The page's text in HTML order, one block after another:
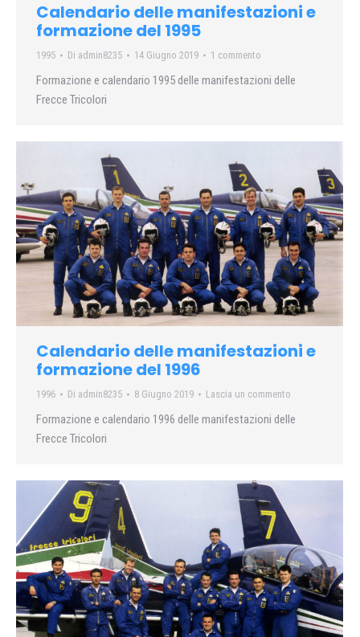
Calendario delle manifestazioni e
formazione del 1995
1995 Di admin8235 14 Giugno 2019 1 commento
Formazione e calendario 1995 delle manifestazioni delle
Frecce Tricolori
Calendario delle manifestazioni e
formazione del 1996
1996 Di admin8235 8 Giugno 2019 Lascia un commento
Formazione e calendario 1996 delle manifestazioni delle
Frecce Tricolori